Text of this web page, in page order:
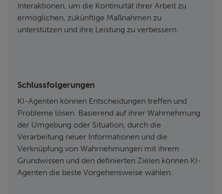
Interaktionen, um die Kontinuität ihrer Arbeit zu
ermöglichen, zukünftige Maßnahmen zu
unterstützen und ihre Leistung zu verbessern.
Schlussfolgerungen
KI-Agenten können Entscheidungen treffen und
Probleme lösen. Basierend auf ihrer Wahrnehmung
der Umgebung oder Situation, durch die
Verarbeitung neuer Informationen und die
Verknüpfung von Wahrnehmungen mit ihrem
Grundwissen und den definierten Zielen können KI-
Agenten die beste Vorgehensweise wählen.